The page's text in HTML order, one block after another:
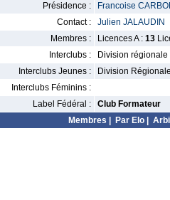
Présidence :
Francoise
Contact :
Julien JALAUDIN
Membres :
Licences A : 13
Interclubs :
Division régionale
Interclubs Jeunes :
Division
Interclubs Féminins :
Label Fédéral :
Club Formateur
Membres
Par Elo